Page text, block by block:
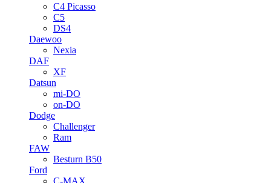
C4 Picasso
C5
DS4
Daewoo
Nexia
DAF
XF
Datsun
mi-DO
on-DO
Dodge
Challenger
Ram
FAW
Besturn B50
Ford
C-MAX